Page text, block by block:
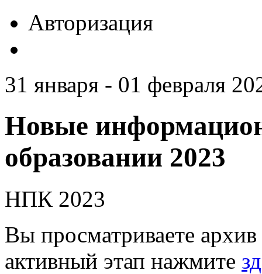
Авторизация
31 января - 01 февраля
Новые
образовании 2023
НПК 2023
Вы просматриваете
активный этап нажмите